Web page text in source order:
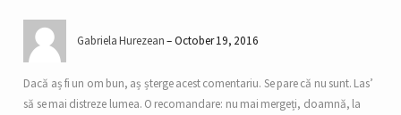
Gabriela Hurezean October 19, 2016
Dacă aș fi un om bun, aș șterge acest comentariu. Se pare că nu sunt. Las’
să se mai distreze lumea. O recomandare: nu mai mergeți, doamnă, la